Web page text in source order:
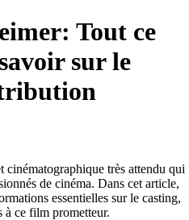
Tout ce
sur le
très attendu qui
de cinéma. Dans cet article,
essentielles sur le casting,
à ce film prometteur.